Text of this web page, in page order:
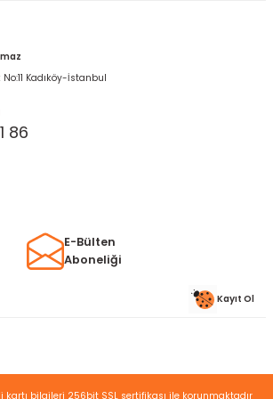
Kadıköy-İstanbul
86
E-Bülten
Aboneliği
Kayıt Ol
kartı bilgileri 256bit SSL sertifikası ile korunmaktadır